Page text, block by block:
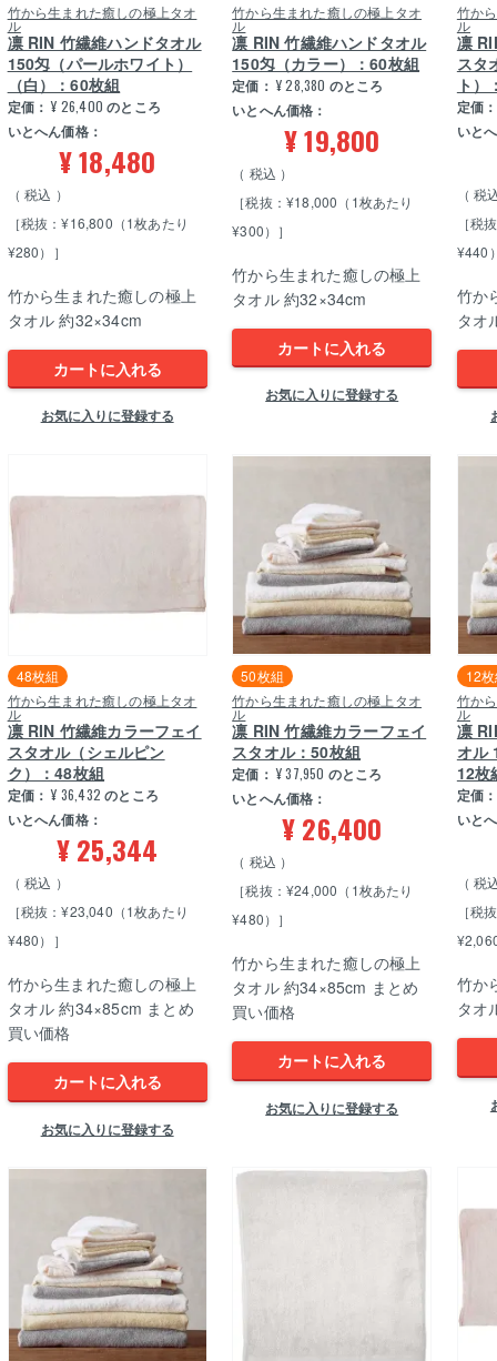
竹から生まれた癒しの極上タオ
ル
凛 RIN 竹繊維ハンドタオル
150匁（パールホワイト）
（白）：60枚組
定価： ¥ 26,400 のところ
いとへん価格：
¥18,480
税込
［税抜：¥16,800（1枚あたり
¥280）］
竹から生まれた癒しの極上
タオル 約32×34cm
カートに入れる
お気に入りに登録する
竹から生まれた癒しの極上タオ
ル
凛 RIN 竹繊維ハンドタオル
150匁（カラー）：60枚組
定価： ¥ 28,380 のところ
いとへん価格：
¥19,800
税込
［税抜：¥18,000（1枚あたり
¥300）］
竹から生まれた癒しの極上
タオル 約32×34cm
カートに入れる
お気に入りに登録する
竹か
ル
凛
スタ
ト）
定価：
いと
税
［税
¥440
竹か
タオ
48枚組
竹から生まれた癒しの極上タオ
ル
凛 RIN 竹繊維カラーフェイ
スタオル（シェルピン
ク）：48枚組
定価： ¥ 36,432 のところ
いとへん価格：
¥25,344
税込
［税抜：¥23,040（1枚あたり
¥480）］
竹から生まれた癒しの極上
タオル 約34×85cm まとめ
買い価格
カートに入れる
お気に入りに登録する
50枚組
竹から生まれた癒しの極上タオ
ル
凛 RIN 竹繊維カラーフェイ
スタオル：50枚組
定価： ¥ 37,950 のところ
いとへん価格：
¥26,400
税込
［税抜：¥24,000（1枚あたり
¥480）］
竹から生まれた癒しの極上
タオル 約34×85cm まとめ
買い価格
カートに入れる
お気に入りに登録する
12
竹か
ル
凛
オル
12枚
定価：
いと
税
［税
竹か
タオ